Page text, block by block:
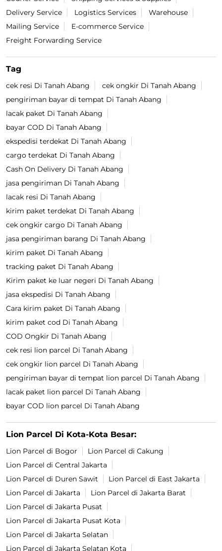
Delivery Service
Logistics Services
Warehouse
Mailing Service
E-commerce Service
Freight Forwarding Service
Tag
cek resi Di Tanah Abang
cek ongkir Di Tanah Abang
pengiriman bayar di tempat Di Tanah Abang
lacak paket Di Tanah Abang
bayar COD Di Tanah Abang
ekspedisi terdekat Di Tanah Abang
cargo terdekat Di Tanah Abang
Cash On Delivery Di Tanah Abang
jasa pengiriman Di Tanah Abang
lacak resi Di Tanah Abang
kirim paket terdekat Di Tanah Abang
cek ongkir cargo Di Tanah Abang
jasa pengiriman barang Di Tanah Abang
kirim paket Di Tanah Abang
tracking paket Di Tanah Abang
Kirim paket ke luar negeri Di Tanah Abang
jasa ekspedisi Di Tanah Abang
Cara kirim paket Di Tanah Abang
kirim paket cod Di Tanah Abang
COD Ongkir Di Tanah Abang
cek resi lion parcel Di Tanah Abang
cek ongkir lion parcel Di Tanah Abang
pengiriman bayar di tempat lion parcel Di Tanah Abang
lacak paket lion parcel Di Tanah Abang
bayar COD lion parcel Di Tanah Abang
Lion Parcel Di Kota-Kota Besar:
Lion Parcel di Bogor
Lion Parcel di Cakung
Lion Parcel di Central Jakarta
Lion Parcel di Duren Sawit
Lion Parcel di East Jakarta
Lion Parcel di Jakarta
Lion Parcel di Jakarta Barat
Lion Parcel di Jakarta Pusat
Lion Parcel di Jakarta Pusat Kota
Lion Parcel di Jakarta Selatan
Lion Parcel di Jakarta Selatan Kota